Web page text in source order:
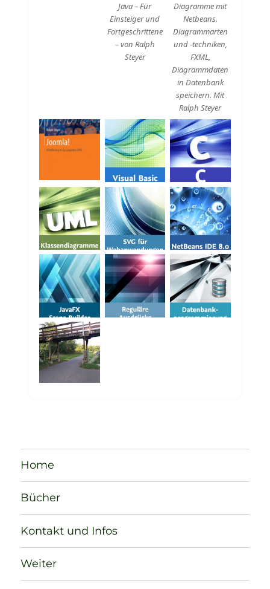
Java – Für
Einsteiger und
Fortgeschrittene
– von Ralph
Steyer
Diagramme mit
Netbeans.
Diagrammarten
und -techniken,
FXML,
Diagrammdaten
in Datenbank
speichern. Mit
Ralph Steyer
Home
Bücher
Kontakt und Infos
Weiter